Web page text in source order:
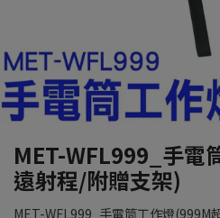
MET-WFL999_手電
遠射程/附贈支架)
MET-WFL999_手電筒工作燈(999M